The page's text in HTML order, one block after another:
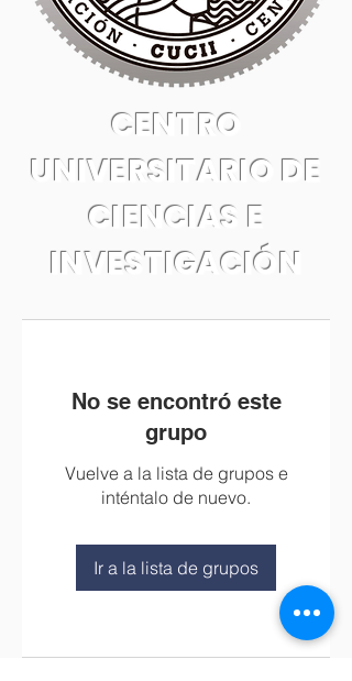
CENTRO
UNIVERSITARIO DE
CIENCIAS E
INVESTIGACIÓN
No se encontró este
grupo
Vuelve a la lista de grupos e
inténtalo de nuevo.
Ir a la lista de grupos